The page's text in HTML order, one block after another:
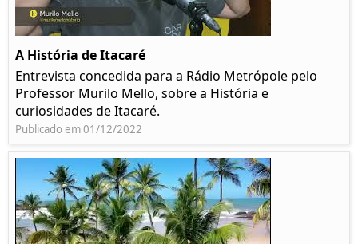
A História de Itacaré
Entrevista concedida para a Rádio Metrópole pelo
Professor Murilo Mello, sobre a História e
curiosidades de Itacaré.
Publicado em 01/12/2022